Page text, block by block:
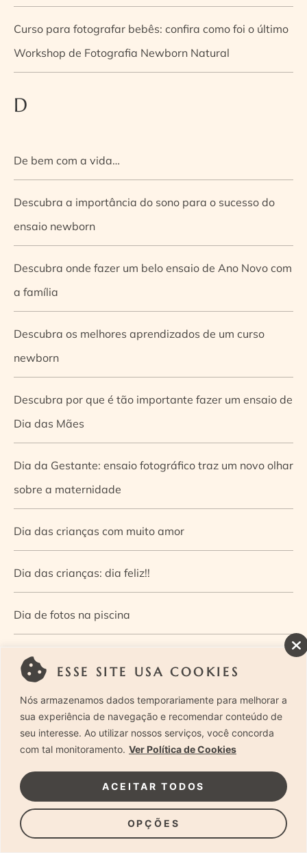
ESSE SITE USA COOKIES
Nós armazenamos dados temporariamente para melhorar a
sua experiência de navegação e recomendar conteúdo de
seu interesse. Ao utilizar nossos serviços, você concorda
com tal monitoramento. Ver Política de Cookies
OPÇÕES
ACEITAR TODOS
Curso para fotografar bebês: confira como foi o último
Workshop de Fotografia Newborn Natural
D
De bem com a vida…
Descubra a importância do sono para o sucesso do
ensaio newborn
Descubra onde fazer um belo ensaio de Ano Novo com
a família
Descubra os melhores aprendizados de um curso
newborn
Descubra por que é tão importante fazer um ensaio de
Dia das Mães
Dia da Gestante: ensaio fotográfico traz um novo olhar
sobre a maternidade
Dia das crianças com muito amor
Dia das crianças: dia feliz!!
Dia de fotos na piscina
Dia de fotos no parque
Dia dos Pais — Guia de ensaios fotográficos
Dia Mundial da Infância: como a fotografia ajuda a
Diário de uma grávida e sua pequena